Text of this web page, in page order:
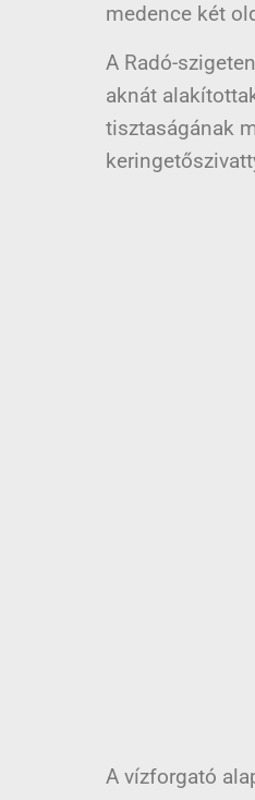
medence két
A Radó-
aknát
tisztaságának
A vízforgató